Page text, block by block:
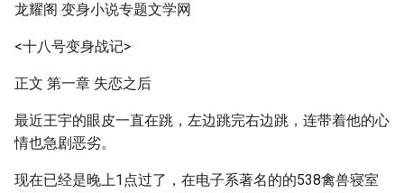
龙耀阁 变身小说专题文学网
<十八号变身战记>
正文 第一章 失恋之后
最近王宇的眼皮一直在跳，左边跳完右边跳，连带着他的心
情也急剧恶劣。
现在已经是晚上1点过了，在电子系著名的的538禽兽寝室